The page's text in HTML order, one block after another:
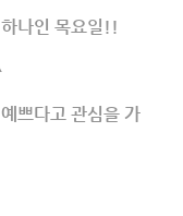
나인 목요일!!
쁘다고 관심을 가